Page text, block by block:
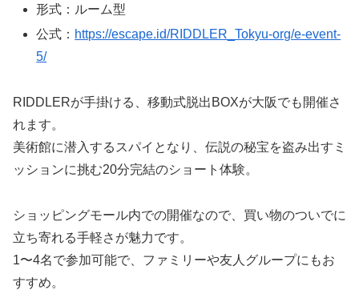
形式：ルーム型
公式： https://escape.id/RIDDLER_Tokyu-org/e-event-
5/
RIDDLERが手掛ける、移動式脱出BOXが大阪でも開催さ
れます。
美術館に潜入するスパイとなり、伝説の秘宝を盗み出すミ
ッションに挑む20分完結のショート体験。
ショッピングモール内での開催なので、買い物のついでに
立ち寄れる手軽さが魅力です。
1〜4名で参加可能で、ファミリーや友人グループにもお
すすめ。